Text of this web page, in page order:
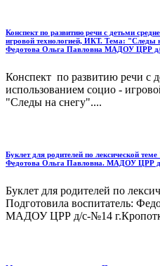
Конспект по развитию речи с детьми
игровой технологией, ИКТ. Тема: "Следы
Федотова Ольга Павловна МАДОУ ЦРР д/
Конспект по развитию речи с
использованием социо -
"Следы на снегу"....
Буклет для родителей по лексической
Федотова Ольга Павловна. МАДОУ ЦРР
Буклет для родителей по
Подготовила воспитатель:
МАДОУ ЦРР д/с-№14